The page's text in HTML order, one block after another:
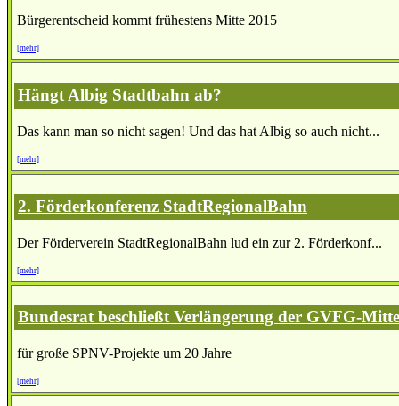
Bürgerentscheid kommt frühestens Mitte 2015
[mehr]
Hängt Albig Stadtbahn ab?
Das kann man so nicht sagen! Und das hat Albig so auch nicht...
[mehr]
2. Förderkonferenz StadtRegionalBahn
Der Förderverein StadtRegionalBahn lud ein zur 2. Förderkonf...
[mehr]
Bundesrat beschließt Verlängerung der GVFG-
für große SPNV-Projekte um 20 Jahre
[mehr]